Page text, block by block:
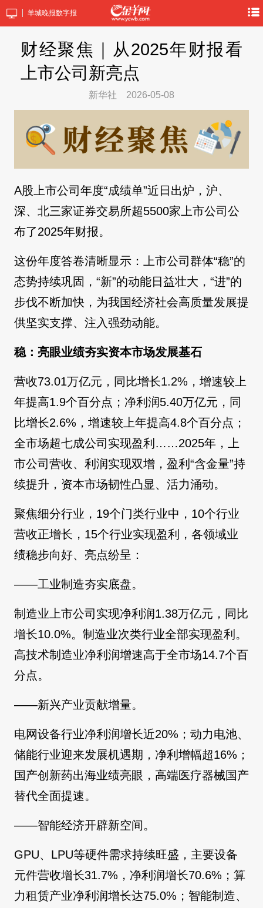
羊城晚报数字报
财经聚焦｜从2025年财报看
上市公司新亮点
新华社 2026-05-08
A股上市公司年度“成绩单”近日出炉，沪、
深、北三家证券交易所超5500家上市公司公
布了2025年财报。
这份年度答卷清晰显示：上市公司群体“稳”的
态势持续巩固，“新”的动能日益壮大，“进”的
步伐不断加快，为我国经济社会高质量发展提
供坚实支撑、注入强劲动能。
稳：亮眼业绩夯实资本市场发展基石
营收73.01万亿元，同比增长1.2%，增速较上
年提高1.9个百分点；净利润5.40万亿元，同
比增长2.6%，增速较上年提高4.8个百分点；
全市场超七成公司实现盈利……2025年，上
市公司营收、利润实现双增，盈利“含金量”持
续提升，资本市场韧性凸显、活力涌动。
聚焦细分行业，19个门类行业中，10个行业
营收正增长，15个行业实现盈利，各领域业
绩稳步向好、亮点纷呈：
——工业制造夯实底盘。
制造业上市公司实现净利润1.38万亿元，同比
增长10.0%。制造业次类行业全部实现盈利。
高技术制造业净利润增速高于全市场14.7个百
分点。
——新兴产业贡献增量。
电网设备行业净利润增长近20%；动力电池、
储能行业迎来发展机遇期，净利增幅超16%；
国产创新药出海业绩亮眼，高端医疗器械国产
替代全面提速。
——智能经济开辟新空间。
GPU、LPU等硬件需求持续旺盛，主要设备
元件营收增长31.7%，净利润增长70.6%；算
力租赁产业净利润增长达75.0%；智能制造、